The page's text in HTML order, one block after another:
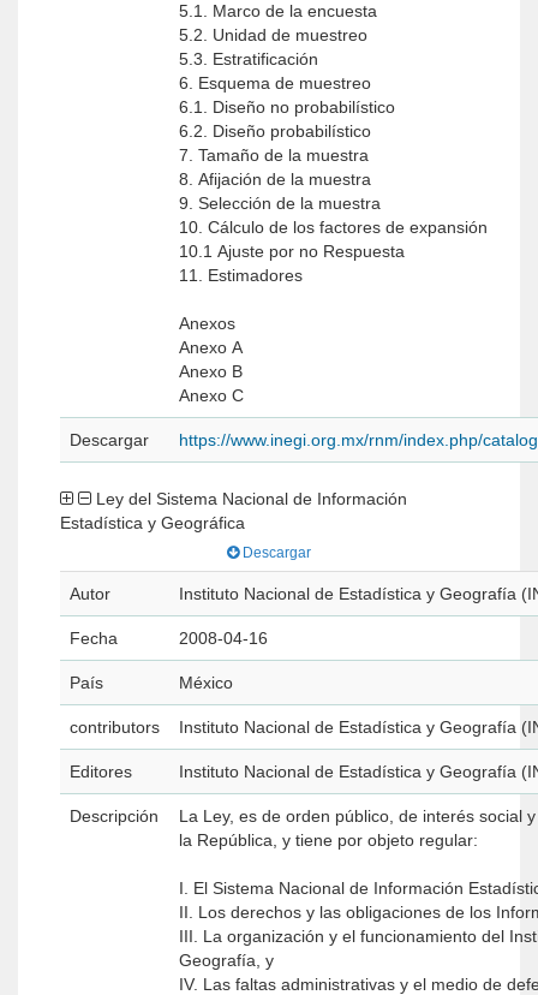
5.1. Marco de la encuesta
5.2. Unidad de muestreo
5.3. Estratificación
6. Esquema de muestreo
6.1. Diseño no probabilístico
6.2. Diseño probabilístico
7. Tamaño de la muestra
8. Afijación de la muestra
9. Selección de la muestra
10. Cálculo de los factores de expansión
10.1 Ajuste por no Respuesta
11. Estimadores
Anexos
Anexo A
Anexo B
Anexo C
Descargar https://www.inegi.org.mx/rnm/index.php/
Estadística y Geográfica
Descargar
Autor Instituto Nacional de Estadística y Geografía
Fecha 2008-04-16
País México
contributors Instituto Nacional de Estadística y Geografía
Editores Instituto Nacional de Estadística y Geografía
Descripción
La Ley, es de orden público, de interés social
la República, y tiene por objeto regular:
I. El Sistema Nacional de Información
II. Los derechos y las obligaciones de los
III. La organización y el funcionamiento del
Geografía, y
IV. Las faltas administrativas y el medio de